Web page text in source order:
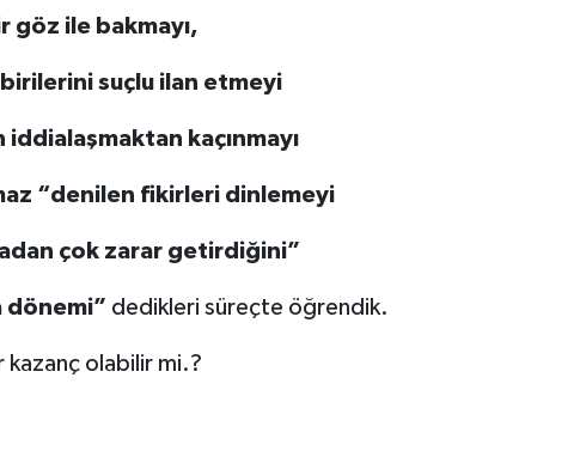
göz ile bakmayı,
suçlu ilan etmeyi
iddialaşmaktan kaçınmayı
“denilen fikirleri dinlemeyi
çok zarar getirdiğini”
dönemi” dedikleri süreçte öğrendik.
kazanç olabilir mi.?